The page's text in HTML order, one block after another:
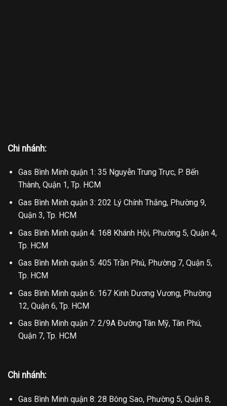
Chi nhánh:
Gas Bình Minh quận 1: 35 Nguyễn Trung Trực, P. Bến
Thành, Quận 1, Tp. HCM
Gas Bình Minh quận 3: 202 Lý Chính Thắng, Phường 9,
Quận 3, Tp. HCM
Gas Bình Minh quận 4: 168 Khánh Hội, Phường 5, Quận 4,
Tp. HCM
Gas Bình Minh quận 5: 405 Trần Phú, Phường 7, Quận 5,
Tp. HCM
Gas Bình Minh quận 6: 167 Kinh Dương Vương, Phường
12, Quận 6, Tp. HCM
Gas Bình Minh quận 7: 2/9A Đường Tân Mỹ, Tân Phú,
Quận 7, Tp. HCM
Chi nhánh:
Gas Bình Minh quận 8: 28 Bông Sao, Phường 5, Quận 8,